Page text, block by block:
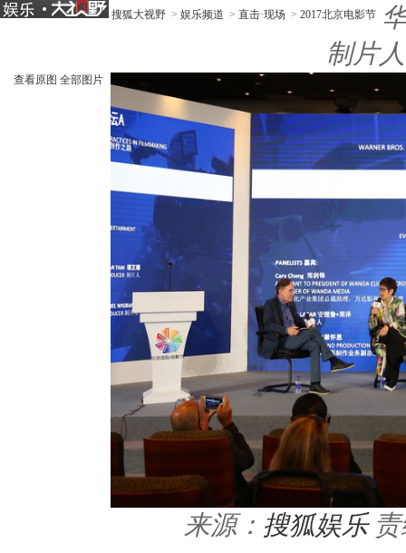
搜狐大视野 > 娱乐频道 > 直击·现场 > 2017北京电影节
制片
查看原图 全部图片
来源： 搜狐娱乐